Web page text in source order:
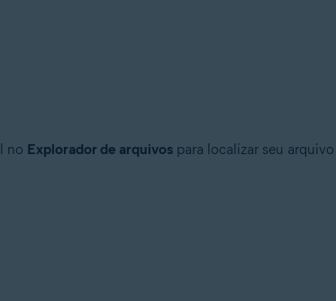
no Explorador de arquivospara localizar seu